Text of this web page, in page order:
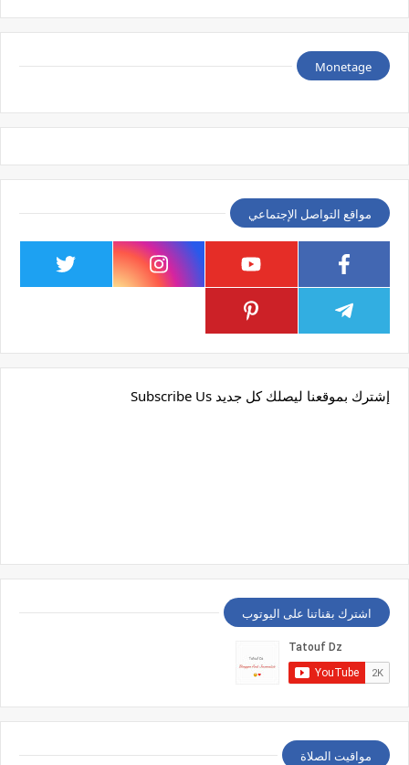
Monetage
مواقع التواصل الإجتماعي
إشترك بموقعنا ليصلك كل جديد Subscribe Us
اشترك بقناتنا على اليوتوب
مواقيت الصلاة